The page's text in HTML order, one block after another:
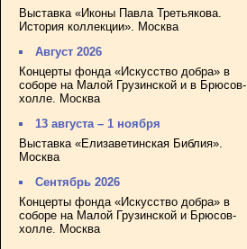
Выставка «Иконы Павла Третьякова.
История коллекции». Москва
Август 2026
Концерты фонда «Искусство добра» в
соборе на Малой Грузинской и в Брюсов-
холле. Москва
13 августа – 1 ноября
Выставка «Елизаветинская Библия».
Москва
Сентябрь 2026
Концерты фонда «Искусство добра» в
соборе на Малой Грузинской и Брюсов-
холле. Москва